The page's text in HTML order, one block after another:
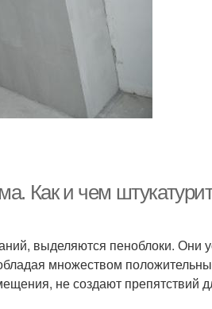
Как и чем
выделяются пеноблоки. Они
множеством
не создают препятствий